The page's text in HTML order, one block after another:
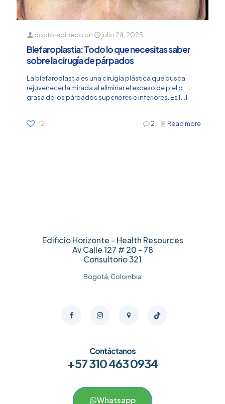
doctorapinedo on julio 28, 2025
Blefaroplastia: Todo lo que necesitas saber
sobre la cirugía de párpados
La blefaroplastia es una cirugía plástica que busca
rejuvenecer la mirada al eliminar el exceso de piel o
grasa de los párpados superiores e inferiores. Es[…]
12 2 Read more
Edificio Horizonte - Health Resources
Av Calle 127 # 20 - 78
Consultorio 321
Bogotá, Colombia
Contáctanos
+57 310 463 0934
Whatsapp